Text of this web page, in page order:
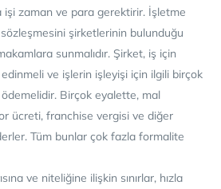
işi zaman ve para gerektirir. İşletme
şirketlerinin bulunduğu
sunmalıdır. Şirket, iş için
edinmeli ve işlerin işleyişi için ilgili birçok
Birçok eyalette, mal
ücreti, franchise vergisi ve diğer
Tüm bunlar çok fazla formalite
ve niteliğine ilişkin sınırlar, hızla